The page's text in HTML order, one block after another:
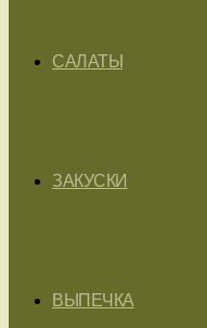
САЛАТЫ
ЗАКУСКИ
ВЫПЕЧКА